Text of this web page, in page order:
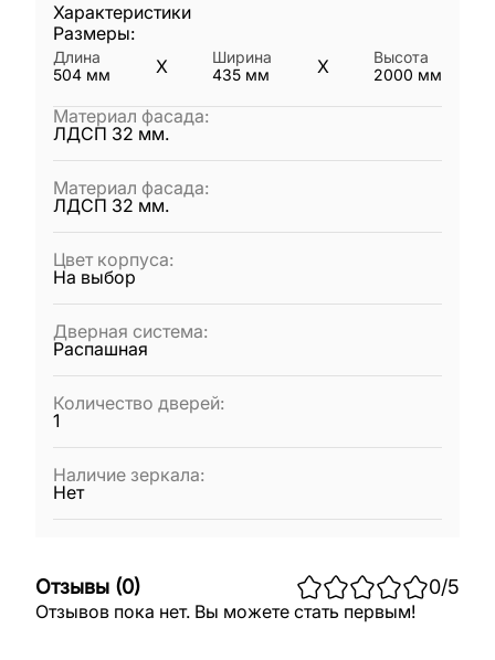
Характеристики
Размеры:
Длина
504 мм X
Ширина
435 мм X
Высота
2000 мм
Материал фасада:
ЛДСП 32 мм.
Материал фасада:
ЛДСП 32 мм.
Цвет корпуса:
На выбор
Дверная система:
Распашная
Количество дверей:
1
Наличие зеркала:
Нет
Отзывы (0) 0/5
Отзывов пока нет. Вы можете стать первым!